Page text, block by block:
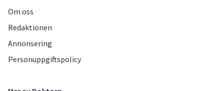
Om oss
Redaktionen
Annonsering
Personuppgiftspolicy